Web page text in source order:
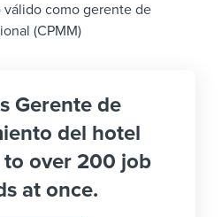
válido como gerente de
(CPMM)
Gerente de
del hotel
over 200 job
at once.